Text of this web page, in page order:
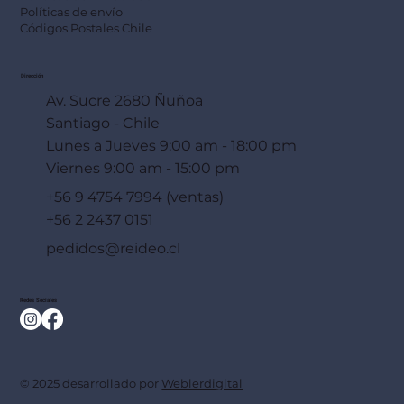
Políticas de envío
Códigos Postales Chile
Dirección
Av. Sucre 2680 Ñuñoa
Santiago - Chile
Lunes a Jueves 9:00 am - 18:00 pm
Viernes 9:00 am - 15:00 pm
+56 9 4754 7994 (ventas)
+56 2 2437 0151
pedidos@reideo.cl
Redes Sociales
© 2025 desarrollado por Weblerdigital